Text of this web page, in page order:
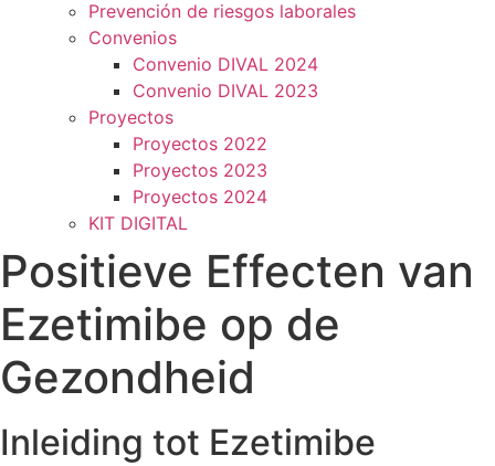
Prevención de riesgos laborales
Convenios
Convenio DIVAL 2024
Convenio DIVAL 2023
Proyectos
Proyectos 2022
Proyectos 2023
Proyectos 2024
KIT DIGITAL
Positieve Effecten van
Ezetimibe op de
Gezondheid
Inleiding tot Ezetimibe